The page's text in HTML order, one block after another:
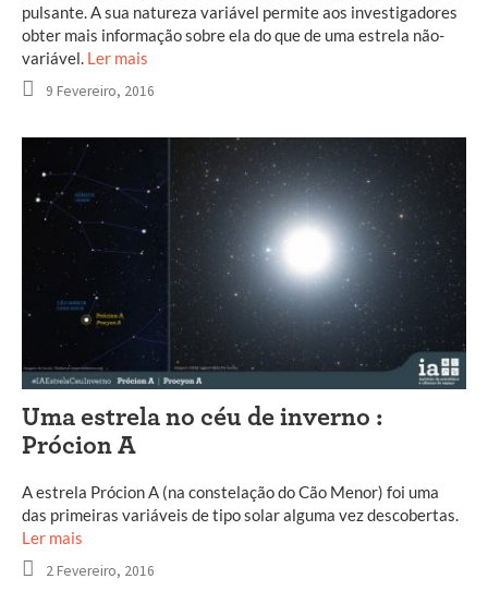
pulsante. A sua natureza variável permite aos investigadores
obter mais informação sobre ela do que de uma estrela não-
variável. Ler mais
9 Fevereiro, 2016
Uma estrela no céu de inverno :
Prócion A
A estrela Prócion A (na constelação do Cão Menor) foi uma
das primeiras variáveis de tipo solar alguma vez descobertas.
Ler mais
2 Fevereiro, 2016